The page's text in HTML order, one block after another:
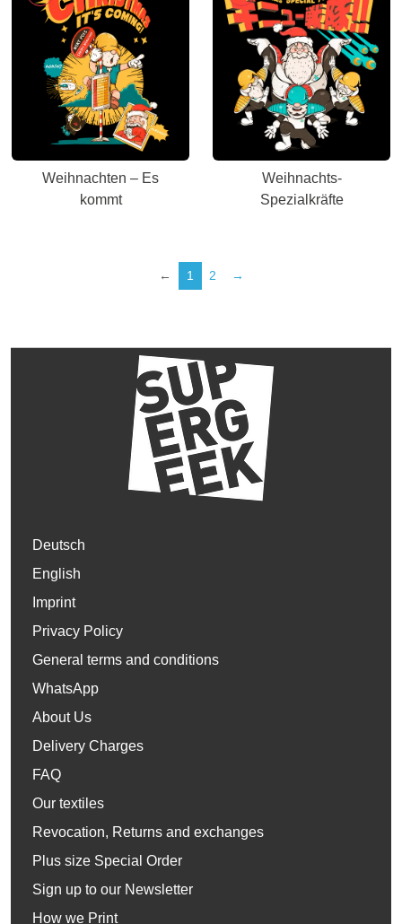
Weihnachten – Es
kommt
Weihnachts-
Spezialkräfte
← 1 2 →
Deutsch
English
Imprint
Privacy Policy
General terms and conditions
WhatsApp
About Us
Delivery Charges
FAQ
Our textiles
Revocation, Returns and exchanges
Plus size Special Order
Sign up to our Newsletter
How we Print